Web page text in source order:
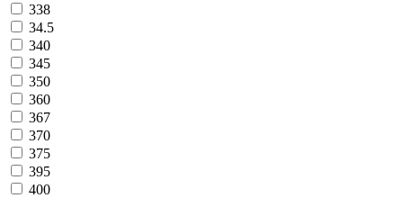
338
34.5
340
345
350
360
367
370
375
395
400